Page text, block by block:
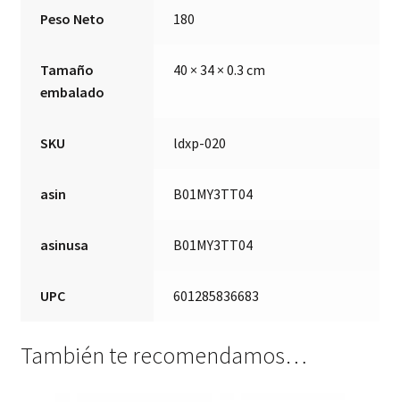
Peso Neto 180
Tamaño
embalado
40 × 34 × 0.3 cm
SKU ldxp-020
asin B01MY3TT04
asinusa B01MY3TT04
UPC 601285836683
También te recomendamos…